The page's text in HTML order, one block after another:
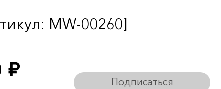
MW-00260]
руб.
Подписаться